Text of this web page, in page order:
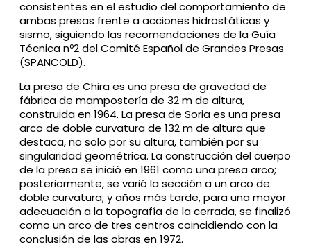
consistentes en el estudio del comportamiento de
ambas presas frente a acciones hidrostáticas y
sismo, siguiendo las recomendaciones de la Guía
Técnica nº2 del Comité Español de Grandes Presas
(SPANCOLD).
La presa de Chira es una presa de gravedad de
fábrica de mampostería de 32 m de altura,
construida en 1964. La presa de Soria es una presa
arco de doble curvatura de 132 m de altura que
destaca, no solo por su altura, también por su
singularidad geométrica. La construcción del cuerpo
de la presa se inició en 1961 como una presa arco;
posteriormente, se varió la sección a un arco de
doble curvatura; y años más tarde, para una mayor
adecuación a la topografía de la cerrada, se finalizó
como un arco de tres centros coincidiendo con la
conclusión de las obras en 1972.